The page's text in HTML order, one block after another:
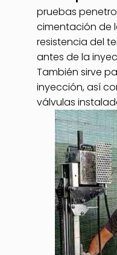
pruebas
cimentación de
resistencia del
antes de la
También sirve
inyección, así
válvulas